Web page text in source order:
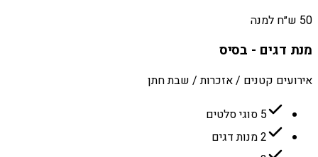
50 ש״ח למנה
מנת דגים - בסיס
אירועים קטנים / אזכרות / שבת חתן
5 סוגי סלטים
2 מנות דגים